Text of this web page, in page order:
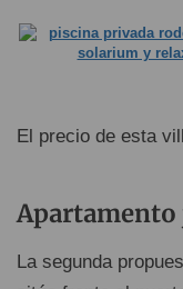
El precio de esta
Apartamento
La segunda